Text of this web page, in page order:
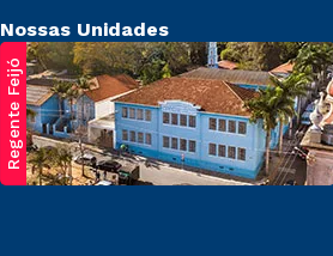
Nossas Unidades
Regente Feijó